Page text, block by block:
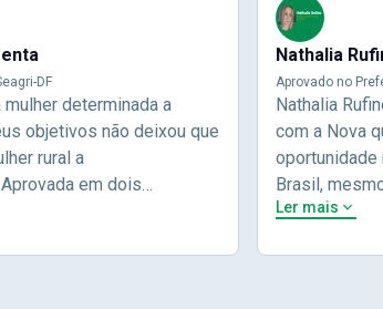
DF
mulher determinada a
objetivos não deixou que
rural a
em dois
e sendo aprovada
Nathalia
Aprovado no
Nathalia
com a Nova
oportunidade
Brasil,
aprovação
Ler mais